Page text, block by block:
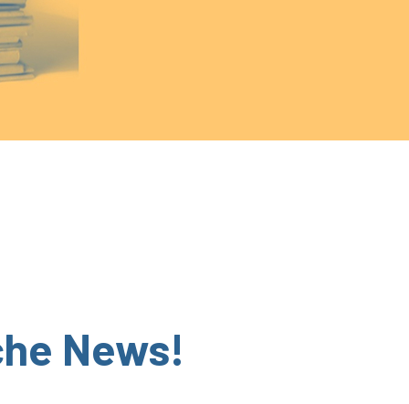
News!